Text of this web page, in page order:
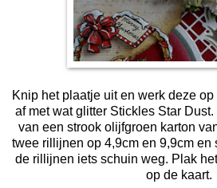
Knip het plaatje uit en werk deze
af met wat glitter Stickles Star
van een strook olijfgroen karton
twee rillijnen op 4,9cm en 9,9cm en
de rillijnen iets schuin weg. Plak
op de kaart.